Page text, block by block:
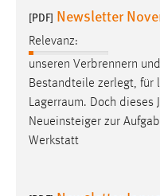
[PDF] Newsletter
Relevanz:
unseren Verbrennern
Bestandteile zerlegt, für
Lagerraum. Doch dieses
Neueinsteiger zur
Werkstatt
Zugriffsstatistik
Cookie Laufzeit:
Max. 13 Monate
MARKETING